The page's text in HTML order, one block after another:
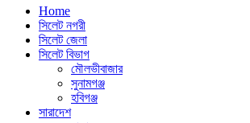
Home
সিলেট নগরী
সিলেট জেলা
সিলেট বিভাগ
মৌলভীবাজার
সুনামগঞ্জ
হবিগঞ্জ
সারাদেশ